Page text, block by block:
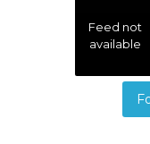
Feed not
available